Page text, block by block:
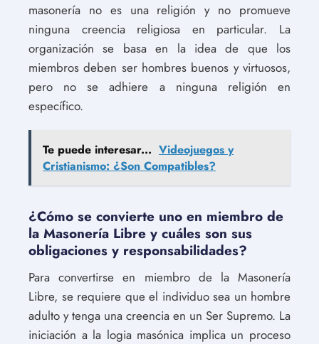
masonería no es una religión y no promueve
ninguna creencia religiosa en particular. La
organización se basa en la idea de que los
miembros deben ser hombres buenos y virtuosos,
pero no se adhiere a ninguna religión en
específico.
Te puede interesar... Videojuegos y
Cristianismo: ¿Son Compatibles?
¿Cómo se convierte uno en miembro de
la Masonería Libre y cuáles son sus
obligaciones y responsabilidades?
Para convertirse en miembro de la Masonería
Libre, se requiere que el individuo sea un hombre
adulto y tenga una creencia en un Ser Supremo. La
iniciación a la logia masónica implica un proceso